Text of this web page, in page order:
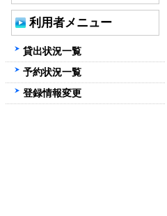
利用者メニュー
貸出状況一覧
予約状況一覧
登録情報変更